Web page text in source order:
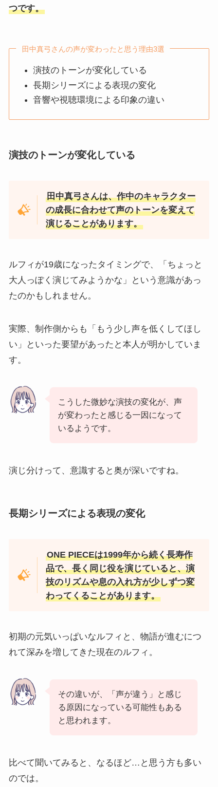
つです。
田中真弓さんの声が変わったと思う理由3選
演技のトーンが変化している
長期シリーズによる表現の変化
音響や視聴環境による印象の違い
演技のトーンが変化している
田中真弓さんは、作中のキャラクター
の成長に合わせて声のトーンを変えて
演じることがあります。
ルフィが19歳になったタイミングで、「ちょっと
大人っぽく演じてみようかな」という意識があっ
たのかもしれません。
実際、制作側からも「もう少し声を低くしてほし
い」といった要望があったと本人が明かしていま
す。
こうした微妙な演技の変化が、声
が変わったと感じる一因になって
いるようです。
演じ分けって、意識すると奥が深いですね。
長期シリーズによる表現の変化
ONE PIECEは1999年から続く長寿作
品で、長く同じ役を演じていると、演
技のリズムや息の入れ方が少しずつ変
わってくることがあります。
初期の元気いっぱいなルフィと、物語が進むにつ
れて深みを増してきた現在のルフィ。
その違いが、「声が違う」と感じ
る原因になっている可能性もある
と思われます。
比べて聞いてみると、なるほど…と思う方も多い
のでは。